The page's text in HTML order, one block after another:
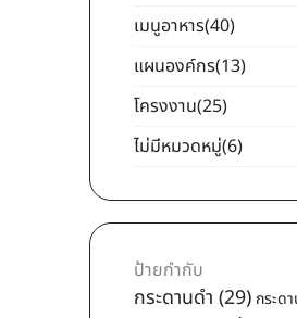
เมนูอาหาร(40)
แผนองค์กร(13)
โครงงาน(25)
ไม่มีหมวดหมู่(6)
ป้ายกำกับ
กระดานดำ (29) กระด